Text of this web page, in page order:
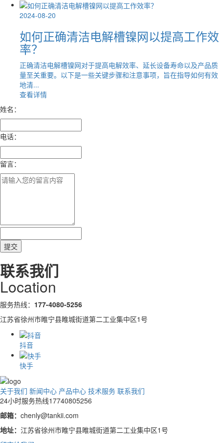
2024-08-20
如何正确清洁电解槽镍网以提高工作效
率？
正确清洁电解槽镍网对于提高电解效率、延长设备寿命以及产品质
量至关重要。以下是一些关键步骤和注意事项，旨在指导如何有效
地清...
查看详情
姓名：
电话：
留言：
联系我们
Location
服务热线： 177-4080-5256
江苏省徐州市睢宁县睢城街道第二工业集中区1号
抖音
快手
关于我们 新闻中心 产品中心 技术服务 联系我们
24小时服务热线17740805256
邮箱： chenly@tankii.com
地址： 江苏省徐州市睢宁县睢城街道第二工业集中区1号